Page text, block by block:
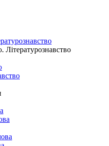
Літературознавство